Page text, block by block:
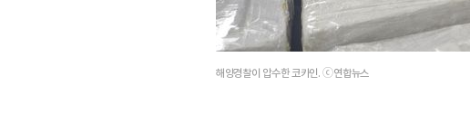
해양경찰이 압수한 코카인. ⓒ연합뉴스